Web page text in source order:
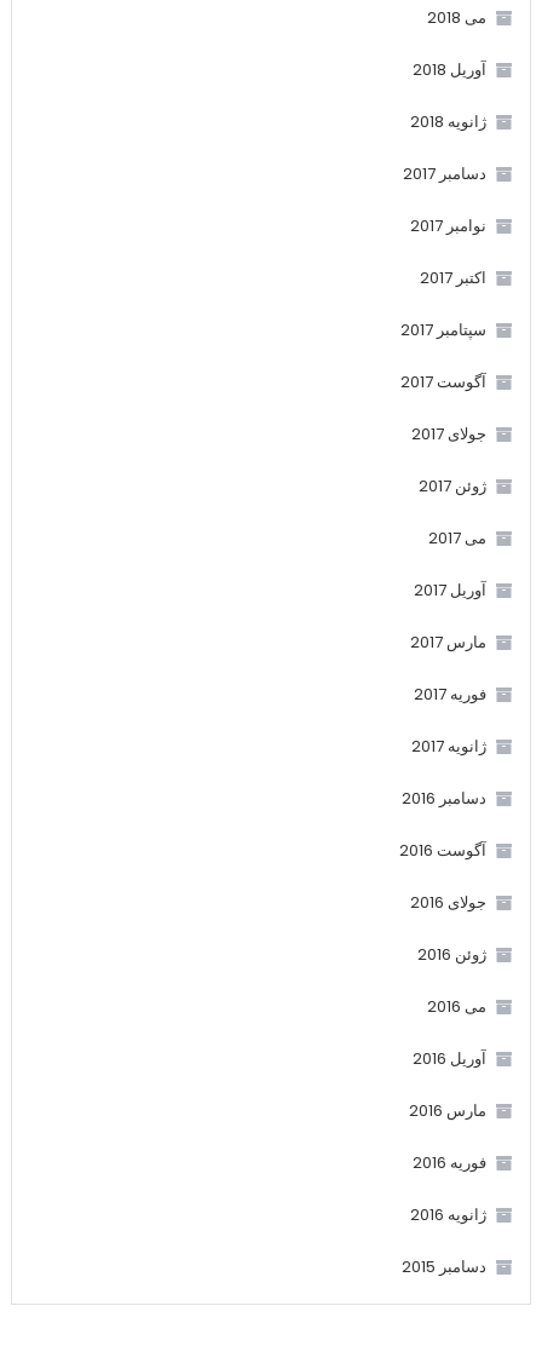
می 2018
آوریل 2018
ژانویه 2018
دسامبر 2017
نوامبر 2017
اکتبر 2017
سپتامبر 2017
آگوست 2017
جولای 2017
ژوئن 2017
می 2017
آوریل 2017
مارس 2017
فوریه 2017
ژانویه 2017
دسامبر 2016
آگوست 2016
جولای 2016
ژوئن 2016
می 2016
آوریل 2016
مارس 2016
فوریه 2016
ژانویه 2016
دسامبر 2015